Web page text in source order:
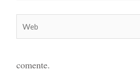
comente.